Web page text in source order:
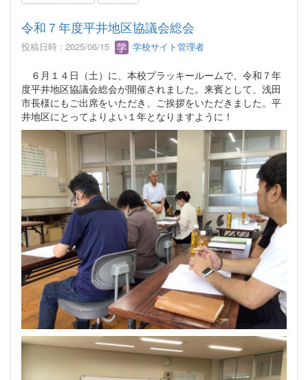
令和７年度平井地区協議会総会
投稿日時 : 2025/06/15 学校サイト管理者
６月１４日（土）に、本校プラッキールームで、令和７年
度平井地区協議会総会が開催されました。来賓として、浅田
市長様にもご出席をいただき、ご挨拶をいただきました。平
井地区にとってよりよい１年となりますように！